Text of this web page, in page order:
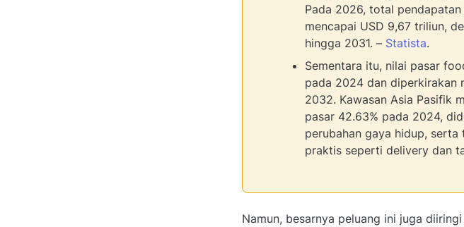
Pada 2026, total
mencapai USD 9,67 triliun,
hingga 2031. – Statista.
Sementara itu, nilai pasar
pada 2024 dan diperkirakan
2032. Kawasan Asia Pasifik
pasar 42.63% pada 2024,
perubahan gaya hidup,
praktis seperti delivery dan
Namun, besarnya peluang ini juga